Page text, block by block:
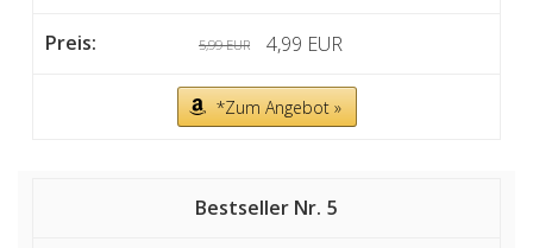
5,99 EUR 4,99 EUR
*Zum Angebot »
5